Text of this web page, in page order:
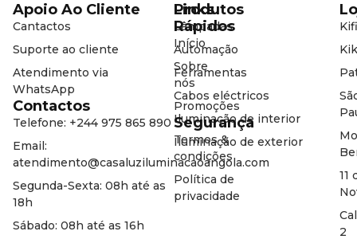
11
2
Produtos
Lâmpadas
Automação
Ferramentas
Cabos eléctricos
Iluminação de interior
Iluminação de exterior
Links
Rápidos
Início
Sobre
nós
Promoções
Segurança
Termos &
condições
Política de
privacidade
Apoio Ao Cliente
Cantactos
Suporte ao cliente
Atendimento via
WhatsApp
Contactos
Telefone: +244 975 865 890
Email:
atendimento@casaluziluminacaoangola.com
Segunda-Sexta: 08h até as
18h
Sábado: 08h até as 16h